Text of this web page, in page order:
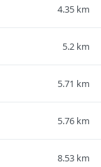
4.35 km
5.2 km
5.71 km
5.76 km
8.53 km